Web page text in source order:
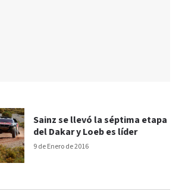
9 de Enero de 2016
Sainz se llevó la séptima etapa
del Dakar y Loeb es líder